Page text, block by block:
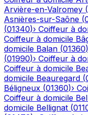
Arvière-en-Valromey (
Asnières-sur-Saône (
(01340)› Coiffeur à
Coiffeur à domicile
domicile Balan (01360)
(01990)› Coiffeur à
Coiffeur à domicile
domicile Beauregard (
Béligneux (01360)›
Coiffeur à domicile
domicile Bellignat (